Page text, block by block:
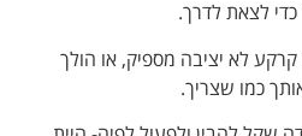
לצאת לדרך.
לא יציבה מספיק, או הולך
כמו שצריך.